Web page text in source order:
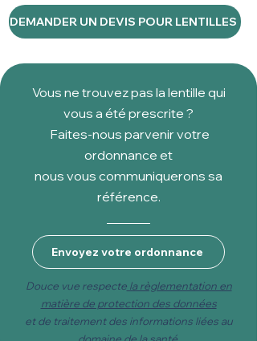
DEMANDER UN DEVIS POUR LENTILLES
Vous ne trouvez pas la lentille qui
vous a été prescrite ?
Faites-nous parvenir votre
ordonnance et
nous vous communiquerons sa
référence.
Envoyez votre ordonnance
Douce vue respectela règlementation en
matière de protection des données
et de traitement des informations liées au